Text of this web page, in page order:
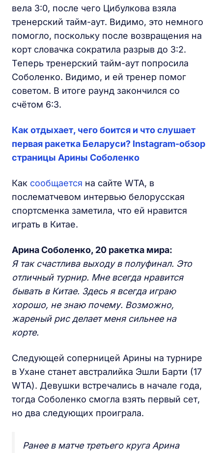
вела 3:0, после чего Цибулкова взяла
тренерский тайм-аут. Видимо, это немного
помогло, поскольку после возвращения на
корт словачка сократила разрыв до 3:2.
Теперь тренерский тайм-аут попросила
Соболенко. Видимо, и ей тренер помог
советом. В итоге раунд закончился со
счётом 6:3.
Как отдыхает, чего боится и что слушает
первая ракетка Беларуси? Instagram-обзор
страницы Арины Соболенко
Как сообщается на сайте WTA, в
послематчевом интервью белорусская
спортсменка заметила, что ей нравится
играть в Китае.
Арина Соболенко, 20 ракетка мира:
Я так счастлива выходу в полуфинал. Это
отличный турнир. Мне всегда нравится
бывать в Китае. Здесь я всегда играю
хорошо, не знаю почему. Возможно,
жареный рис делает меня сильнее на
корте.
Следующей соперницей Арины на турнире
в Ухане станет австралийка Эшли Барти (17
WTA). Девушки встречались в начале года,
тогда Соболенко смогла взять первый сет,
но два следующих проиграла.
Ранее в матче третьего круга Арина